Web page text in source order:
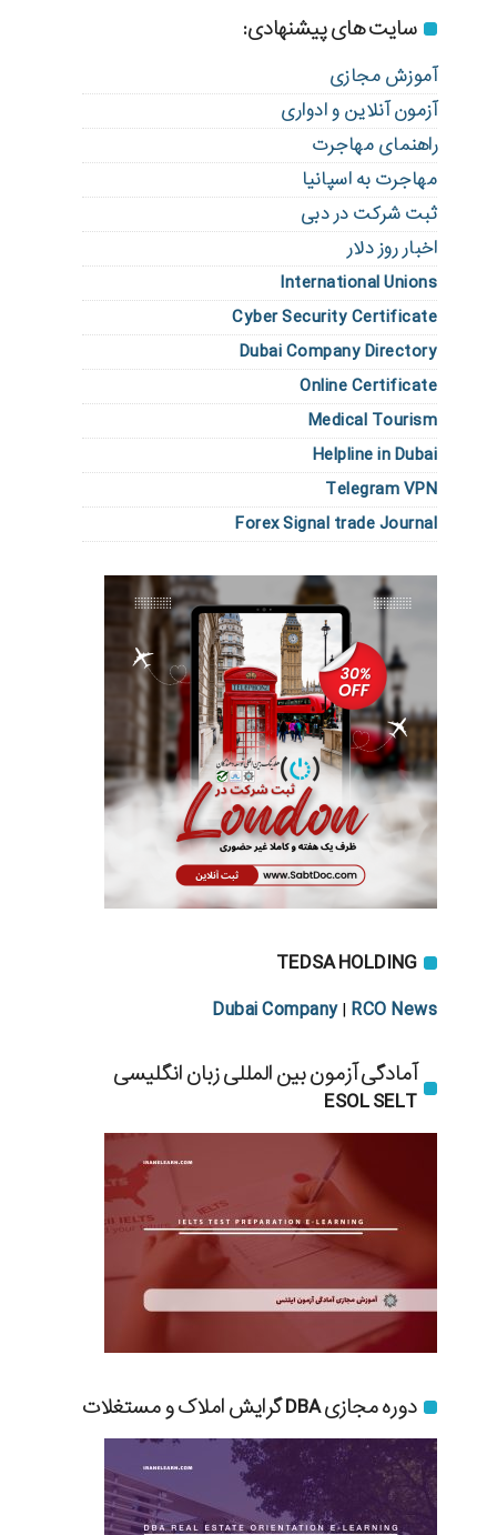
سایت های پیشنهادی:
آموزش مجازی
آزمون آنلاین و ادواری
راهنمای مهاجرت
مهاجرت به اسپانیا
ثبت شرکت در دبی
اخبار روز دلار
International Unions
Cyber Security Certificate
Dubai Company Directory
Online Certificate
Medical Tourism
Helpline in Dubai
Telegram VPN
Forex Signal trade Journal
TEDSA HOLDING
Dubai Company| RCO News
آمادگی آزمون بین المللی زبان انگلیسی
ESOL SELT
دوره مجازی DBA گرایش املاک و مستغلات